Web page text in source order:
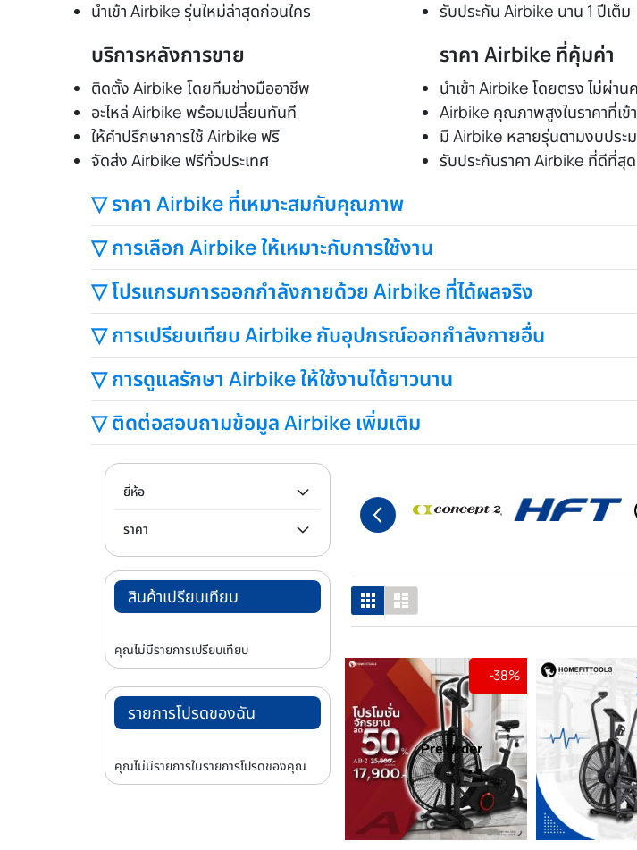
นำเข้า Airbike รุ่นใหม่ล่าสุดก่อนใคร
รับประกัน Airbike นาน 1 ปีเต็ม
บริการหลังการขาย
ติดตั้ง Airbike โดยทีมช่างมืออาชีพ
อะไหล่ Airbike พร้อมเปลี่ยนทันที
ให้คำปรึกษาการใช้ Airbike ฟรี
จัดส่ง Airbike ฟรีทั่วประเทศ
ราคา Airbike ที่คุ้มค่า
นำเข้า Airbike โดยตรง ไม่ผ่าน
Airbike คุณภาพสูงในราคาที่เข้
มี Airbike หลายรุ่นตามงบประ
รับประกันราคา Airbike ที่ดีที่สุด
▽ ราคา Airbike ที่เหมาะสมกับคุณภาพ
▽ การเลือก Airbike ให้เหมาะกับการใช้งาน
▽ โปรแกรมการออกกำลังกายด้วย Airbike ที่ได้ผลจริง
▽ การเปรียบเทียบ Airbike กับอุปกรณ์ออกกำลังกายอื่น
▽ การดูแลรักษา Airbike ให้ใช้งานได้ยาวนาน
▽ ติดต่อสอบถามข้อมูล Airbike เพิ่มเติม
ตารางรายการ
-38%
Pre Order
ยี่ห้อ
ราคา
สินค้าเปรียบเทียบ
คุณไม่มีรายการเปรียบเทียบ
รายการโปรดของฉัน
คุณไม่มีรายการในรายการโปรดของคุณ